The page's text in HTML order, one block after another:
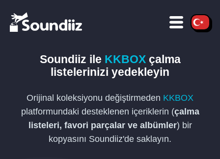
Soundiiz ile KKBOXçalma
listelerinizi yedekleyin
Orijinal koleksiyonu değiştirmeden KKBOX
platformundaki desteklenen içeriklerin (çalma
listeleri, favori parçalar ve albümler) bir
kopyasını Soundiiz'de saklayın.